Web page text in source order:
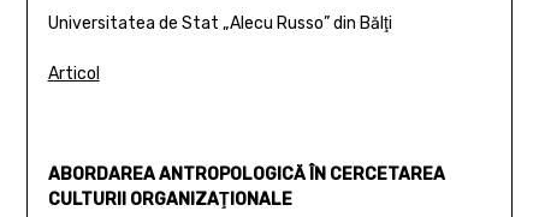
Universitatea de Stat „Alecu Russo” din Bălţi
Articol
ABORDAREA ANTROPOLOGICĂ ÎN CERCETAREA
CULTURII ORGANIZAŢIONALE